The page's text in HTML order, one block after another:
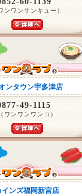
ンワンサンキュー）
ンタウン宇多津店
49-1115
（ワンワンワンコ）
インズ福岡新宮店